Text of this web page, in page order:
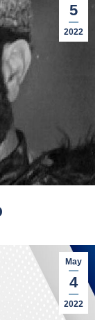
5
2022
May
4
2022